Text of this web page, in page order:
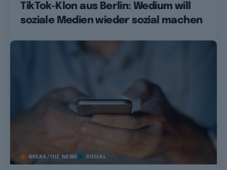
TikTok-Klon aus Berlin: Wedium will
soziale Medien wieder sozial machen
BREAK/THE NEWS SOCIAL